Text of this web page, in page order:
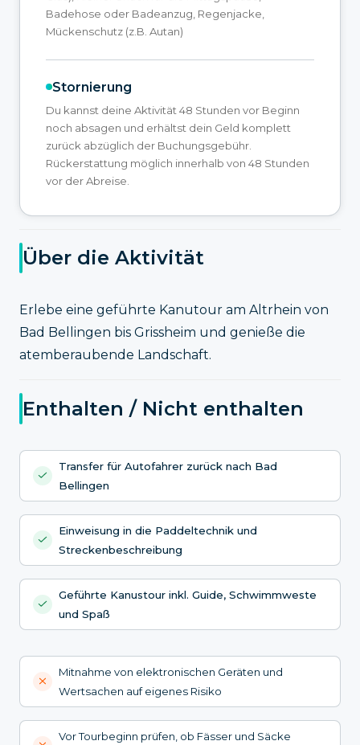
Badehose oder Badeanzug, Regenjacke,
Mückenschutz (z.B. Autan)
Stornierung
Du kannst deine Aktivität 48 Stunden vor Beginn
noch absagen und erhältst dein Geld komplett
zurück abzüglich der Buchungsgebühr.
Rückerstattung möglich innerhalb von 48 Stunden
vor der Abreise.
Über die Aktivität
Erlebe eine geführte Kanutour am Altrhein von
Bad Bellingen bis Grissheim und genieße die
atemberaubende Landschaft.
Enthalten / Nicht enthalten
Transfer für Autofahrer zurück nach Bad
Bellingen
Einweisung in die Paddeltechnik und
Streckenbeschreibung
Geführte Kanustour inkl. Guide, Schwimmweste
und Spaß
Mitnahme von elektronischen Geräten und
Wertsachen auf eigenes Risiko
Vor Tourbeginn prüfen, ob Fässer und Säcke